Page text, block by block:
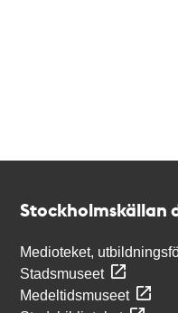
Stockholmskällan
Medioteket,
Stadsmuseet
Medeltidsmuseet